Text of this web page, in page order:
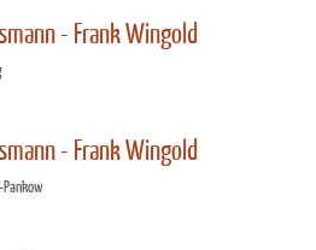
- Frank Wingold
- Frank Wingold